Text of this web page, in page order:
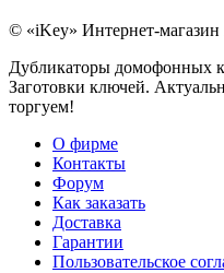
© «iKey» Интернет-
Дубликаторы домофонных
Заготовки ключей.
торгуем!
О фирме
Контакты
Форум
Как заказать
Доставка
Гарантии
Пользовательское